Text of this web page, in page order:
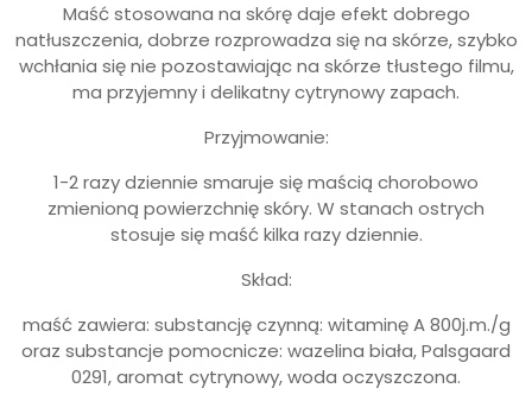
Maść stosowana na skórę daje efekt dobrego
natłuszczenia, dobrze rozprowadza się na skórze, szybko
wchłania się nie pozostawiając na skórze tłustego filmu,
ma przyjemny i delikatny cytrynowy zapach.
Przyjmowanie:
1-2 razy dziennie smaruje się maścią chorobowo
zmienioną powierzchnię skóry. W stanach ostrych
stosuje się maść kilka razy dziennie.
Skład:
maść zawiera: substancję czynną: witaminę A 800j.m./g
oraz substancje pomocnicze: wazelina biała, Palsgaard
0291, aromat cytrynowy, woda oczyszczona.